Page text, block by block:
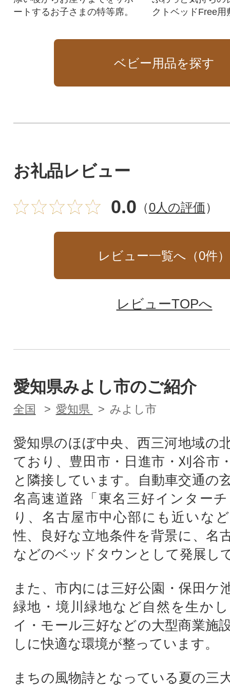
ートするお子さまの特等席。
クトベッドFree用
ベビー用品を探す
お礼品レビュー
0.0 （0人の評価）
レビュー一覧へ（0件）
レビューTOPへ
愛知県みよし市のご紹介
全国 愛知県 みよし市
愛知県のほぼ中央、西三河地域の
ており、豊田市・日進市・刈谷市
と隣接しています。自動車交通の
名高速道路「東名三好インター
り、名古屋市中心部にも近いな
性、良好な立地条件を背景に、名
などのベッドタウンとして発展し
また、市内には三好公園・保田ケ
緑地・境川緑地など自然を生か
イ・モール三好などの大型商業施
しに快適な環境が整っています。
まちの風物詩となっている夏の三